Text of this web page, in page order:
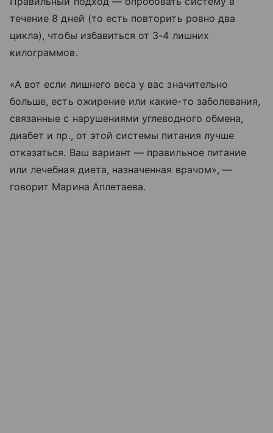
течение 8 дней (то есть повторить ровно два
цикла), чтобы избавиться от 3-4 лишних
килограммов.
«А вот если лишнего веса у вас значительно
больше, есть ожирение или какие-то заболевания,
связанные с нарушениями углеводного обмена,
диабет и пр., от этой системы питания лучше
отказаться. Ваш вариант — правильное питание
или лечебная диета, назначенная врачом», —
говорит Марина Аплетаева.